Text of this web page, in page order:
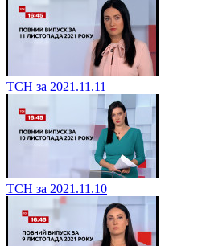
ТСН за 2021.11.11
ТСН за 2021.11.10